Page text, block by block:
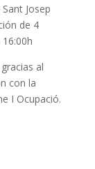
Josep
de 4
al
con la
I Ocupació.